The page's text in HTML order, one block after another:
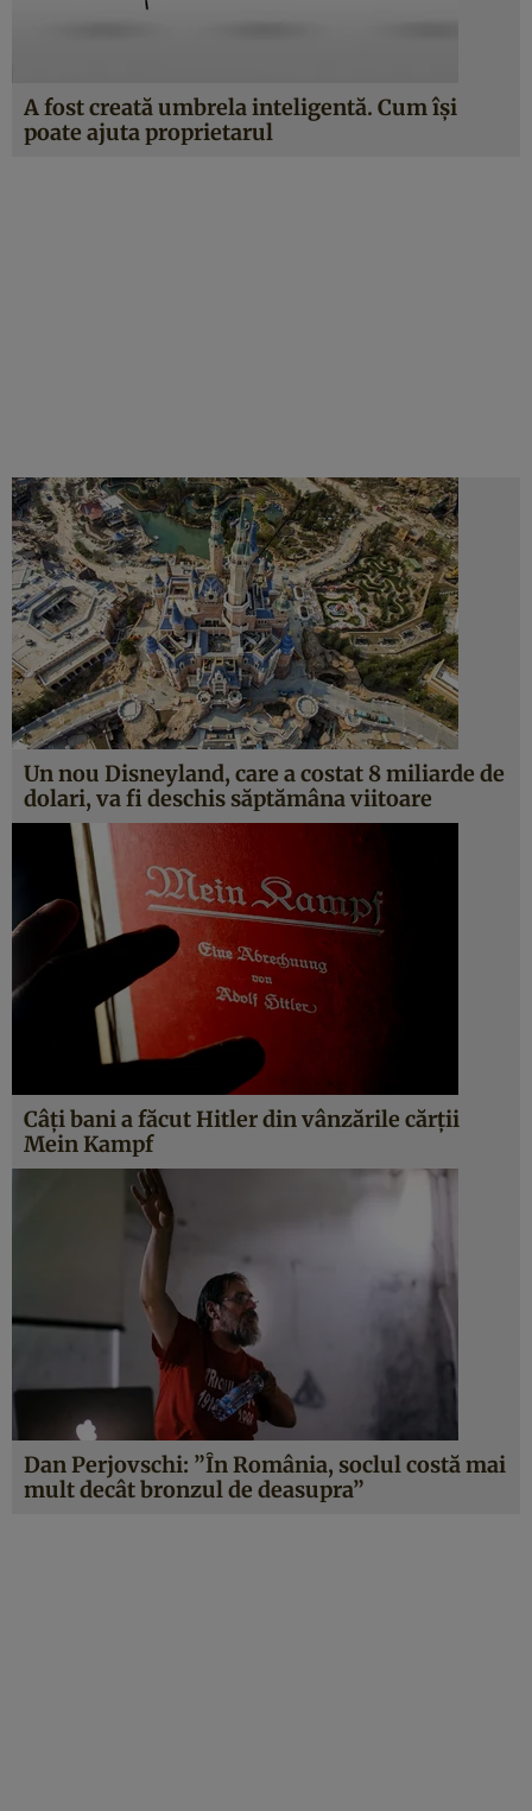
A fost creată umbrela inteligentă. Cum îşi
poate ajuta proprietarul
Un nou Disneyland, care a costat 8 miliarde de
dolari, va fi deschis săptămâna viitoare
Câţi bani a făcut Hitler din vânzările cărţii
Mein Kampf
Dan Perjovschi: ”În România, soclul costă mai
mult decât bronzul de deasupra”